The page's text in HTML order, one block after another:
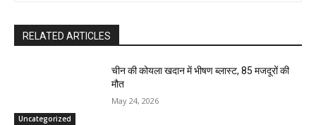
RELATED ARTICLES
Uncategorized
चीन की कोयला खदान में भीषण ब्लास्ट, 85 मजदूरों की
मौत
May 24, 2026